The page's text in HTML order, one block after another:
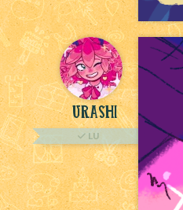
Urashi
LU